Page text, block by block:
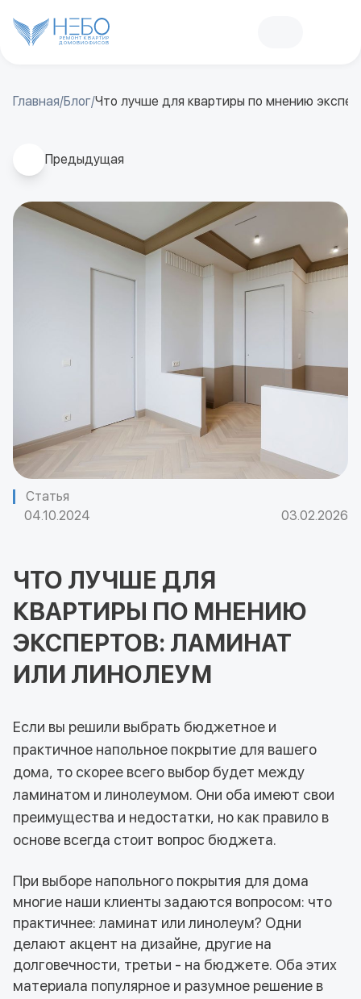
РЕМОНТ КВАРТИР
ДОМОВИОФИСОВ
Главная/Блог/Что лучше для квартиры по мнению
Предыдущая
Статья
04.10.2024
03.02.2026
ЧТО ЛУЧШЕ ДЛЯ
КВАРТИРЫ ПО МНЕНИЮ
ЭКСПЕРТОВ: ЛАМИНАТ
ИЛИ ЛИНОЛЕУМ
Если вы решили выбрать бюджетное и
практичное напольное покрытие для вашего
дома, то скорее всего выбор будет между
ламинатом и линолеумом. Они оба имеют свои
преимущества и недостатки, но как правило в
основе всегда стоит вопрос бюджета.
При выборе напольного покрытия для дома
многие наши клиенты задаются вопросом: что
практичнее: ламинат или линолеум? Одни
делают акцент на дизайне, другие на
долговечности, третьи - на бюджете. Оба этих
материала популярное и разумное решение в